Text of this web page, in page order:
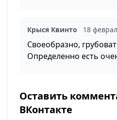
Крыся Квинто 18
Своеобразно,
Определенно есть
Оставить
ВКонтакте